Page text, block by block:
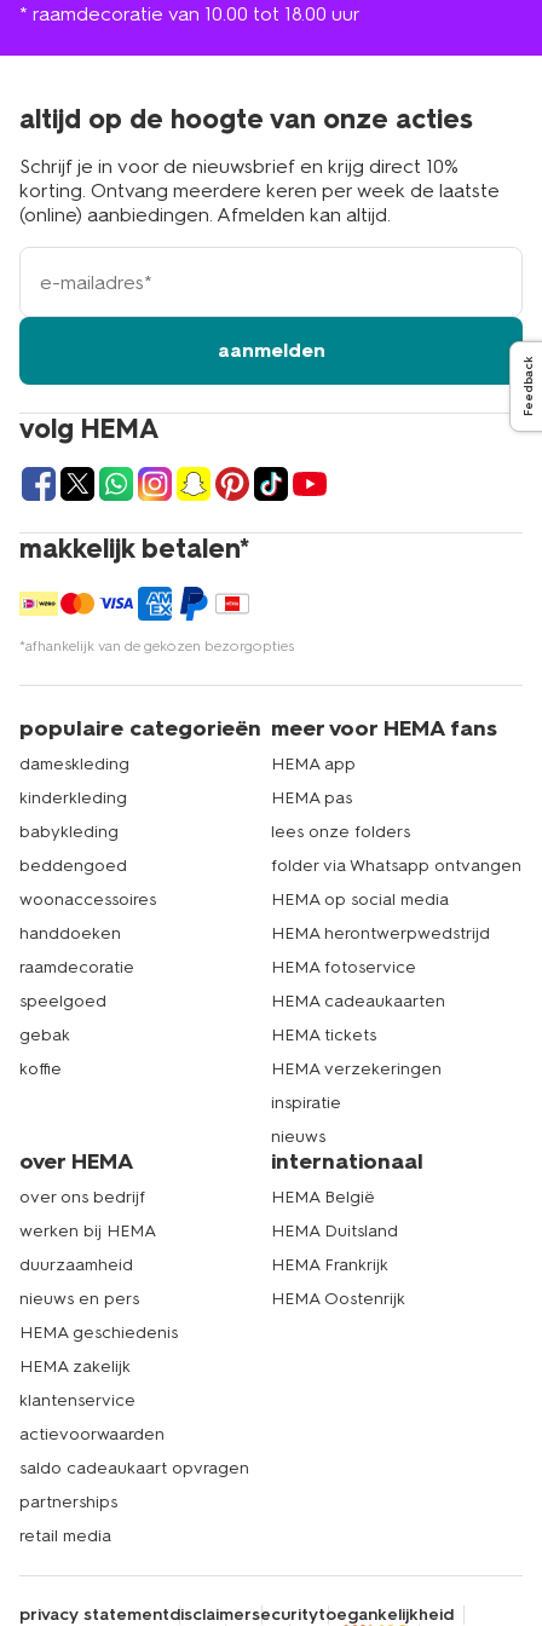
* raamdecoratie van 10.00 tot 18.00 uur
volg HEMA
makkelijk betalen*
*afhankelijk van de gekozen bezorgopties
altijd op de hoogte van onze acties
Schrijf je in voor de nieuwsbrief en krijg direct 10%
korting. Ontvang meerdere keren per week de laatste
(online) aanbiedingen. Afmelden kan altijd.
e-
mailadres
aanmelden
populaire categorieën
dameskleding
kinderkleding
babykleding
beddengoed
woonaccessoires
handdoeken
raamdecoratie
speelgoed
gebak
koffie
meer voor HEMA fans
HEMA app
HEMA pas
lees onze folders
folder via Whatsapp ontvangen
HEMA op social media
HEMA herontwerpwedstrijd
HEMA fotoservice
HEMA cadeaukaarten
HEMA tickets
HEMA verzekeringen
inspiratie
nieuws
over HEMA
over ons bedrijf
werken bij HEMA
duurzaamheid
nieuws en pers
HEMA geschiedenis
HEMA zakelijk
klantenservice
actievoorwaarden
saldo cadeaukaart opvragen
partnerships
retail media
internationaal
HEMA België
HEMA Duitsland
HEMA Frankrijk
HEMA Oostenrijk
privacy statementdisclaimersecuritytoegankelijkheid
Feedback